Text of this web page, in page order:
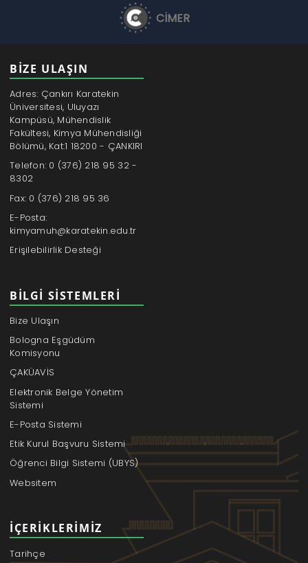
CİMER
BİZE ULAŞIN
Adres: Çankırı Karatekin
Üniversitesi, Uluyazı
Kampüsü, Mühendislik
Fakültesi, Kimya Mühendisliği
Bölümü, Kat:1 18200 - ÇANKIRI
Telefon: 0 (376) 218 95 32 -
8302
Fax: 0 (376) 218 95 36
E-Posta:
kimyamuh@karatekin.edu.tr
Erişilebilirlik Desteği
BILGI SISTEMLERI
Bize Ulaşın
Bologna Eşgüdüm
Komisyonu
ÇAKÜAVİS
Elektronik Belge Yönetim
Sistemi
E-Posta Sistemi
Etik Kurul Başvuru Sistemi
Öğrenci Bilgi Sistemi (UBYS)
Websitem
İÇERIKLERIMIZ
Tarihçe